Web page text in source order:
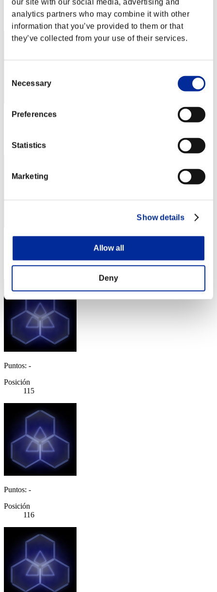
our site with our social media, advertising and
analytics partners who may combine it with other
information that you’ve provided to them or that
they’ve collected from your use of their services.
Selection
Necessary
Preferences
Statistics
Marketing
Show details
Allow all
Deny
Posición
112
Puntos: -
113
Posición
114
Puntos: -
Posición
115
Puntos: -
Posición
116